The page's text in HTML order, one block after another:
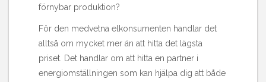
förnybar produktion?
För den medvetna elkonsumenten handlar det
alltså om mycket mer än att hitta det lägsta
priset. Det handlar om att hitta en partner i
energiomställningen som kan hjälpa dig att både